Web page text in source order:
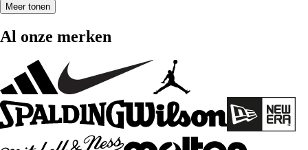
Meer tonen
Al onze merken